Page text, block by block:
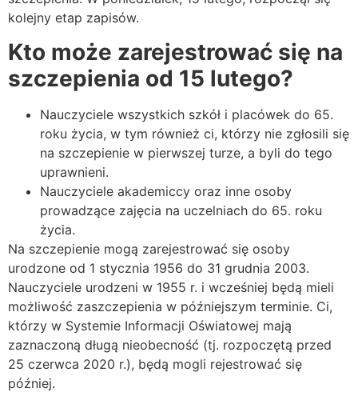
kolejny etap zapisów.
Kto może zarejestrować się na
szczepienia od 15 lutego?
Nauczyciele wszystkich szkół i placówek do 65.
roku życia, w tym również ci, którzy nie zgłosili się
na szczepienie w pierwszej turze, a byli do tego
uprawnieni.
Nauczyciele akademiccy oraz inne osoby
prowadzące zajęcia na uczelniach do 65. roku
życia.
Na szczepienie mogą zarejestrować się osoby
urodzone od 1 stycznia 1956 do 31 grudnia 2003.
Nauczyciele urodzeni w 1955 r. i wcześniej będą mieli
możliwość zaszczepienia w późniejszym terminie. Ci,
którzy w Systemie Informacji Oświatowej mają
zaznaczoną długą nieobecność (tj. rozpoczętą przed
25 czerwca 2020 r.), będą mogli rejestrować się
później.